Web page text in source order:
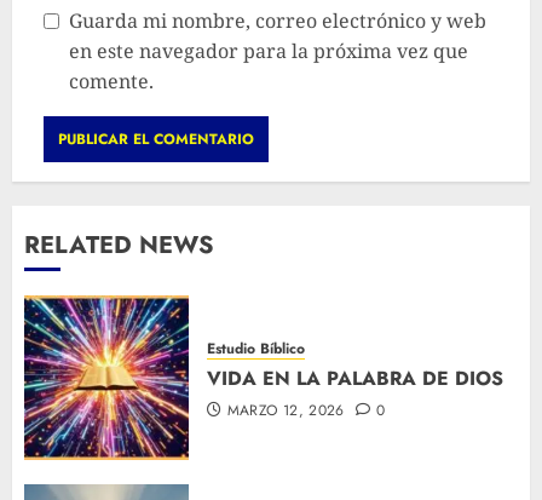
Guarda mi nombre, correo electrónico y web
en este navegador para la próxima vez que
comente.
RELATED NEWS
Estudio Bíblico
VIDA EN LA PALABRA DE DIOS
MARZO 12, 2026 0